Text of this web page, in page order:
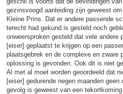
gezinsvoogd aanleiding zijn geweest
Kleine Prins. Dat er andere passende
terecht had gekund is gesteld noch
onweersproken gesteld dat vele andere
[eiser] geplaatst te krijgen op een
plaatsgebrek en de complexe en zware
oplossing is gevonden. Ook dit is niet
Al met al moet worden geoordeeld dat
[eiser] gedurende negen maanden
gevolg is geweest van een